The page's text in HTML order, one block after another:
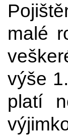
malé
výše
platí